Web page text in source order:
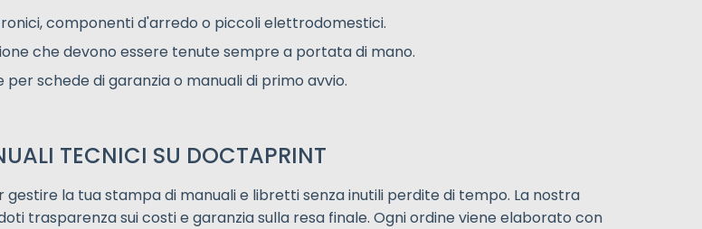
componenti d'arredo o piccoli elettrodomestici.
che devono essere tenute sempre a portata di mano.
per schede di garanzia o manuali di primo avvio.
TECNICI SU DOCTAPRINT
la tua stampa di manuali e libretti senza inutili perdite di tempo. La nostra
trasparenza sui costi e garanzia sulla resa finale. Ogni ordine viene elaborato con